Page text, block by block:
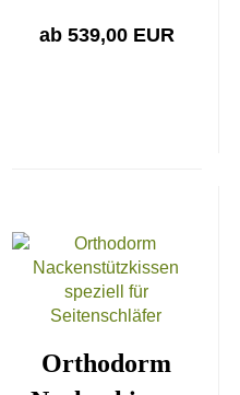
ab 539,00 EUR
Orthodorm